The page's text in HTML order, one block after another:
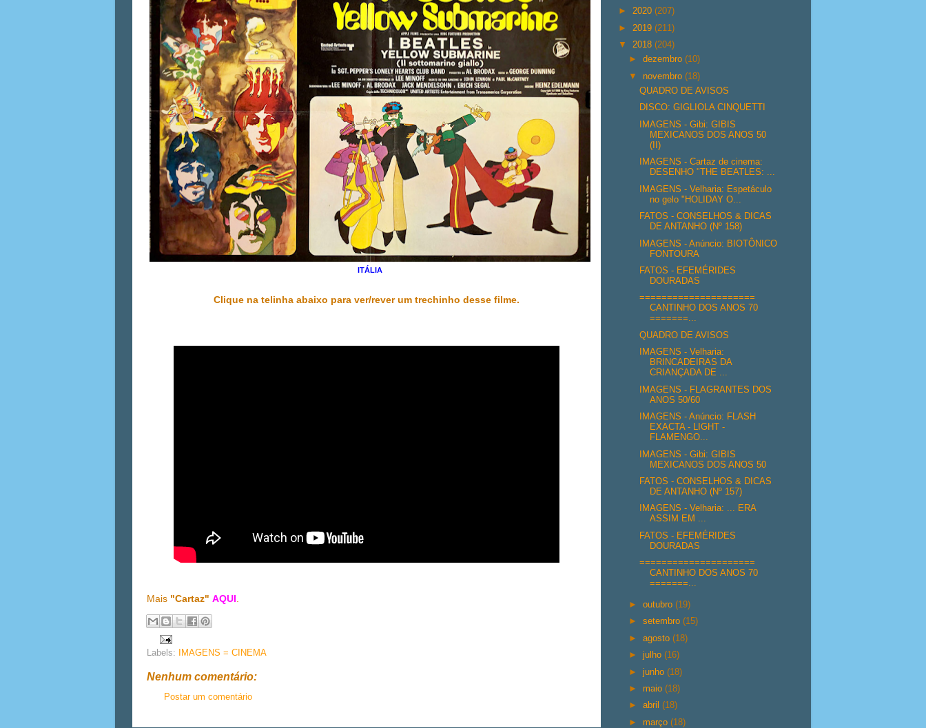
ITÁLIA
Clique na telinha abaixo para ver/rever um trechinho desse filme.
Mais "Cartaz" AQUI
Labels: IMAGENS = CINEMA
Nenhum comentário:
Postar um comentário
► 2020 (207)
► 2019 (211)
▼ 2018 (204)
►dezembro(10)
▼ novembro(18)
QUADRO DE AVISOS
DISCO: GIGLIOLA CINQUETTI
IMAGENS - Gibi: GIBIS
MEXICANOS DOS ANOS 50
(II)
IMAGENS - Cartaz de cinema:
DESENHO "THE BEATLES: ...
IMAGENS - Velharia: Espetáculo
no gelo "HOLIDAY O...
FATOS - CONSELHOS & DICAS
DE ANTANHO (Nº 158)
IMAGENS - Anúncio: BIOTÔNICO
FONTOURA
FATOS - EFEMÉRIDES
DOURADAS
=====================
CANTINHO DOS ANOS 70
=======...
QUADRO DE AVISOS
IMAGENS - Velharia:
BRINCADEIRAS DA
CRIANÇADA DE ...
IMAGENS - FLAGRANTES DOS
ANOS 50/60
IMAGENS - Anúncio: FLASH
EXACTA - LIGHT -
FLAMENGO...
IMAGENS - Gibi: GIBIS
MEXICANOS DOS ANOS 50
FATOS - CONSELHOS & DICAS
DE ANTANHO (Nº 157)
IMAGENS - Velharia: ... ERA
ASSIM EM ...
FATOS - EFEMÉRIDES
DOURADAS
=====================
CANTINHO DOS ANOS 70
=======...
►outubro(19)
►setembro(15)
►agosto(18)
►julho(16)
►junho(18)
► maio(18)
►abril(18)
► março(18)